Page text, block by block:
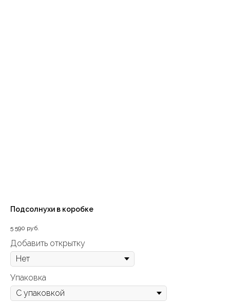
Подсолнухи в коробке
5 590 руб.
Добавить открытку
Упаковка